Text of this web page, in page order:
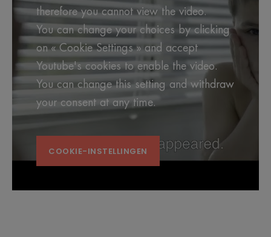
therefore you cannot view the video.
You can change your choices by clicking
on « Cookie Settings » and accept
Youtube's cookies to enable the video.
You can change this setting and withdraw
your consent at any time.
COOKIE-INSTELLINGEN